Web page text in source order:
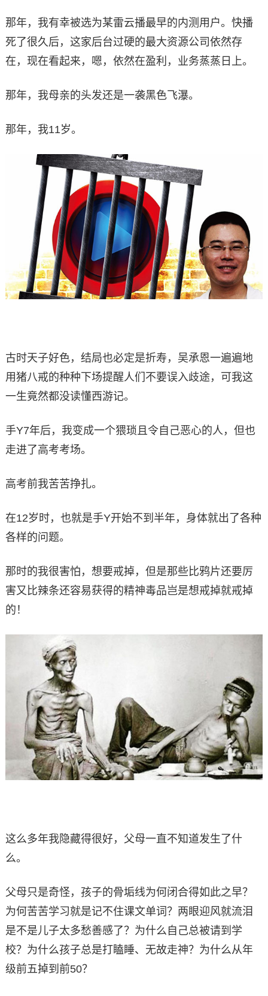
那年，我有幸被选为某雷云播最早的内测用户。快播
死了很久后，这家后台过硬的最大资源公司依然存
在，现在看起来，嗯，依然在盈利，业务蒸蒸日上。
那年，我母亲的头发还是一袭黑色飞瀑。
那年，我11岁。
古时天子好色，结局也必定是折寿，吴承恩一遍遍地
用猪八戒的种种下场提醒人们不要误入歧途，可我这
一生竟然都没读懂西游记。
手Y7年后，我变成一个猥琐且令自己恶心的人，但也
走进了高考考场。
高考前我苦苦挣扎。
在12岁时，也就是手Y开始不到半年，身体就出了各种
各样的问题。
那时的我很害怕，想要戒掉，但是那些比鸦片还要厉
害又比辣条还容易获得的精神毒品岂是想戒掉就戒掉
的！
这么多年我隐藏得很好，父母一直不知道发生了什
么。
父母只是奇怪，孩子的骨垢线为何闭合得如此之早？
为何苦苦学习就是记不住课文单词？两眼迎风就流泪
是不是儿子太多愁善感了？为什么自己总被请到学
校？为什么孩子总是打瞌睡、无故走神？为什么从年
级前五掉到前50？